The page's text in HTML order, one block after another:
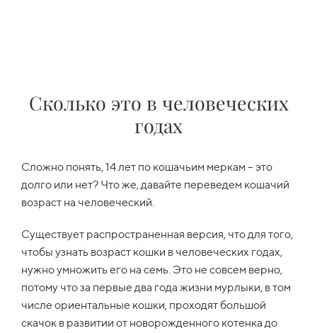
Сколько это в человеческих
годах
Сложно понять, 14 лет по кошачьим меркам – это
долго или нет? Что же, давайте переведем кошачий
возраст на человеческий.
Существует распространенная версия, что для того,
чтобы узнать возраст кошки в человеческих годах,
нужно умножить его на семь. Это не совсем верно,
потому что за первые два года жизни мурлыки, в том
числе ориентальные кошки, проходят большой
скачок в развитии от новорожденного котенка до